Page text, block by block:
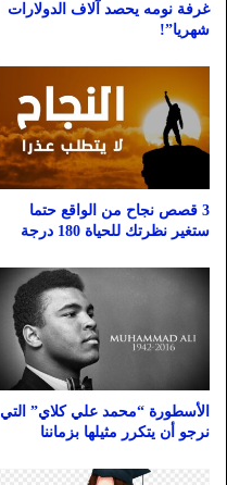
غرفة نومه يحصد آلاف الدولارات
شهريا”!
3 قصص نجاح من الواقع حتما
ستغير نظرتك للحياة 180 درجة
الأسطورة “محمد علي كلاي” التي
نرجو أن يتكرر مثيلها بزماننا